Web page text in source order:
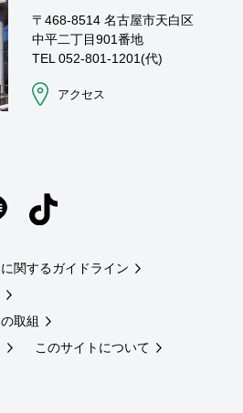
〒468-8514 名古屋市天白区
中平二丁目901番地
TEL 052-801-1201(代)
アクセス
関するガイドライン
取組
このサイトについて